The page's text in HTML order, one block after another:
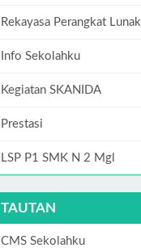
Rekayasa Perangkat Lunak
Info Sekolahku
Kegiatan SKANIDA
Prestasi
LSP P1 SMK N 2 Mgl
TAUTAN
CMS Sekolahku